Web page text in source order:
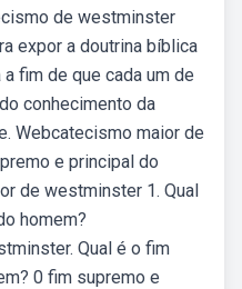
de westminster
expor a doutrina bíblica
fim de que cada um de
conhecimento da
Webcatecismo maior de
e principal do
de westminster 1. Qual
homem?
Qual é o fim
0 fim supremo e